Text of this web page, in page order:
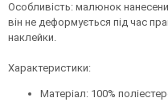
Особливість: малюнок
він не деформується під час
наклейки.
Характеристики:
Матеріал: 100%